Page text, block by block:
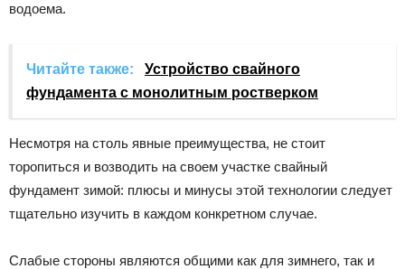
водоема.
Читайте также:
Устройство свайного
фундамента с монолитным ростверком
Несмотря на столь явные преимущества, не стоит
торопиться и возводить на своем участке свайный
фундамент зимой: плюсы и минусы этой технологии следует
тщательно изучить в каждом конкретном случае.
Слабые стороны являются общими как для зимнего, так и